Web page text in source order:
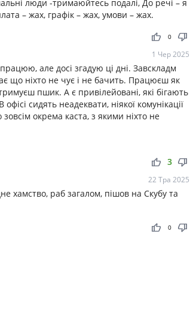
люди -тримаюйтесь подалі, До речі – я
– жах, графік – жах, умови – жах.
thumb_up thumb_down
0
1 Чер 2025
але досі згадую ці дні. Завскладм
що ніхто не чує і не бачить. Працюєш як
пшик. А є привілейовані, які бігають
сидять неадеквати, ніякої комунікації
зовсім окрема каста, з якими ніхто не
thumb_up thumb_down
3
22 Тра 2025
хамство, раб загалом, пішов на Скубу та
thumb_up thumb_down
0